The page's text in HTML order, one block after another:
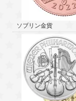
ソブリン金貨